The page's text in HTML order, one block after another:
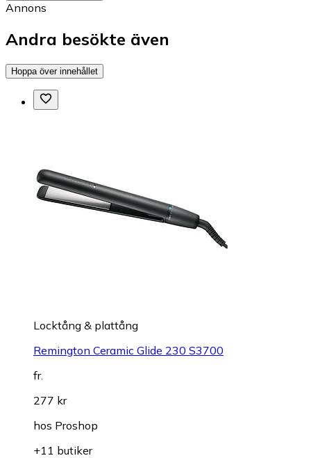
Annons
Andra besökte även
Hoppa över innehållet
Locktång & plattång
Remington Ceramic Glide 230 S3700
fr.
277 kr
hos Proshop
+11 butiker